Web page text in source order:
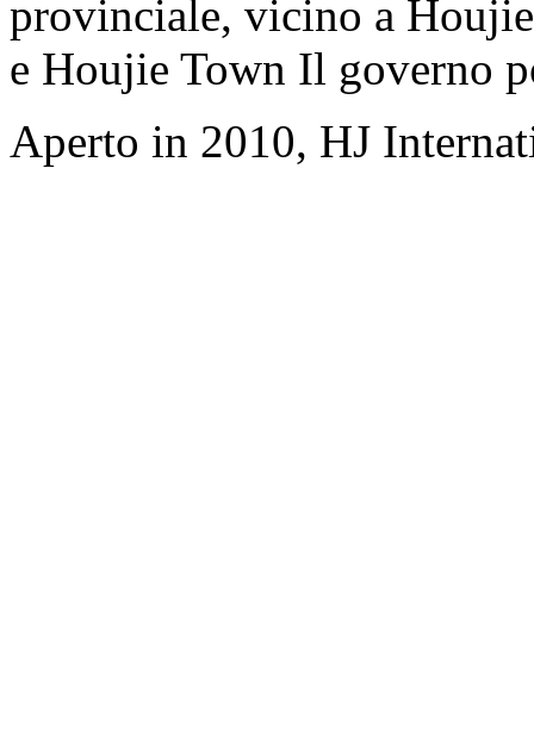
provinciale, vicino a
e Houjie Town Il governo
Aperto in 2010, HJ